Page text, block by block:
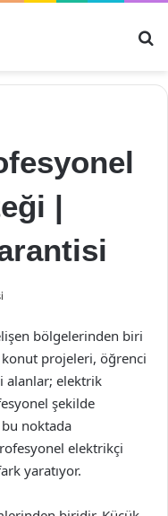
|
bölgelerinden biri
projeleri, öğrenci
alanlar; elektrik
şekilde
bu noktada
elektrikçi
yaratıyor.